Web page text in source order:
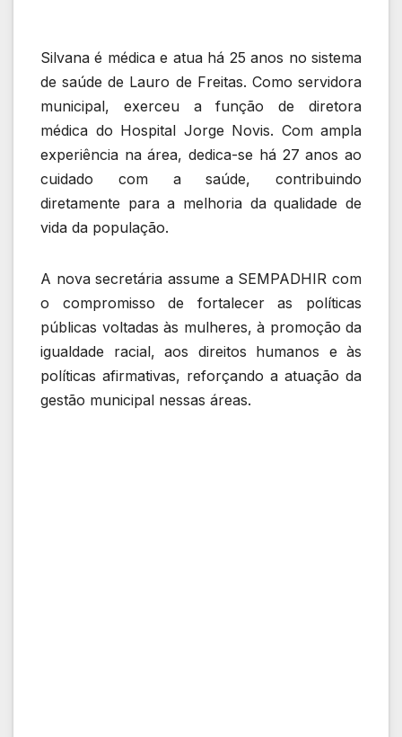
Silvana é médica e atua há 25 anos no sistema
de saúde de Lauro de Freitas. Como servidora
municipal, exerceu a função de diretora
médica do Hospital Jorge Novis. Com ampla
experiência na área, dedica-se há 27 anos ao
cuidado com a saúde, contribuindo
diretamente para a melhoria da qualidade de
vida da população.
A nova secretária assume a SEMPADHIR com
o compromisso de fortalecer as políticas
públicas voltadas às mulheres, à promoção da
igualdade racial, aos direitos humanos e às
políticas afirmativas, reforçando a atuação da
gestão municipal nessas áreas.